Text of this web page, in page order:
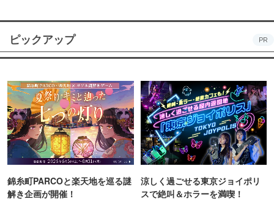
ピックアップ PR
錦糸町PARCOと楽天地を巡る謎
解き企画が開催！
涼しく過ごせる東京ジョイポリ
スで絶叫＆ホラーを満喫！